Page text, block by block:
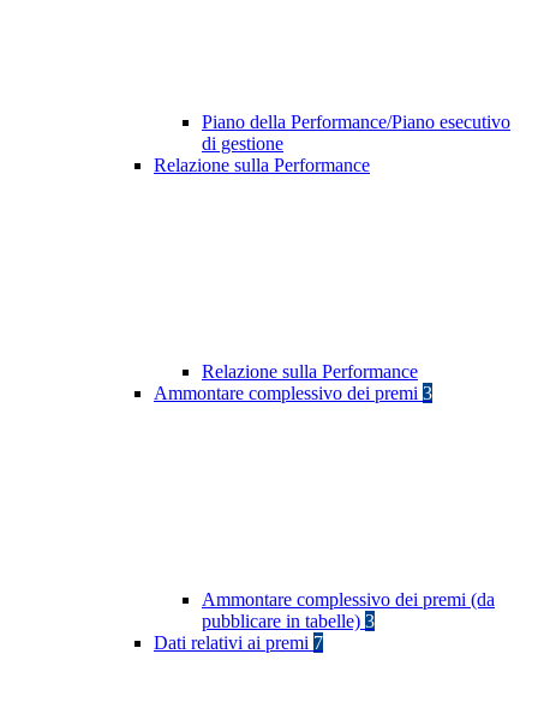
Piano della Performance/Piano esecutivo
di gestione
Relazione sulla Performance
Relazione sulla Performance
Ammontare complessivo dei premi 3
Ammontare complessivo dei premi (da
pubblicare in tabelle) 3
Dati relativi ai premi 7